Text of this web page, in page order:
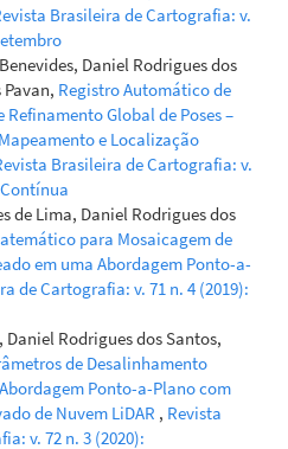
Brasileira de Cartografia: v.
Daniel Rodrigues dos
Registro Automático de
Refinamento Global de Poses –
e Localização
Brasileira de Cartografia: v.
de Lima, Daniel Rodrigues dos
para Mosaicagem de
em uma Abordagem Ponto-a-
de Cartografia: v. 71 n. 4 (2019):
Daniel Rodrigues dos Santos,
de Desalinhamento
Ponto-a-Plano com
de Nuvem LiDAR , Revista
v. 72 n. 3 (2020):